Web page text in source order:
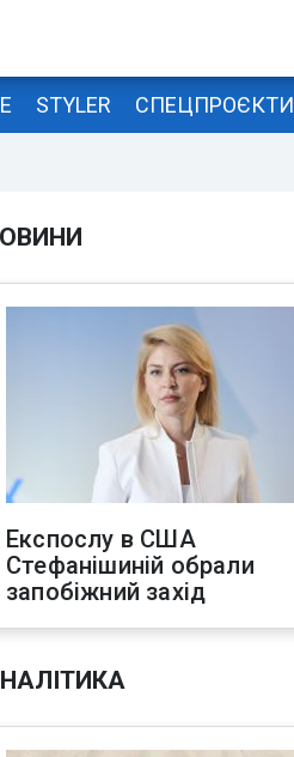
STYLER СПЕЦПРОЄКТИ
Експослу в США
Стефанішиній обрали
запобіжний захід